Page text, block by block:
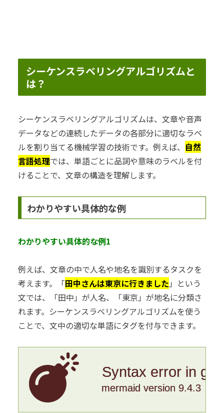
シーケンスラベリングアルゴリズムと
は？
シーケンスラベリングアルゴリズムは、文章や音声
データなどの連続したデータの各部分に適切なラベ
ルを割り当てる機械学習の技術です。例えば、 自然
言語処理では、単語ごとに品詞や意味のラベルを付
けることで、文章の構造を理解します。
わかりやすい具体的な例
わかりやすい具体的な例1
例えば、文章の中で人名や地名を識別するタスクを
考えます。「田中さんは東京に行きました 」という
文では、「田中」が人名、「東京」が地名に分類さ
れます。シーケンスラベリングアルゴリズムを使う
ことで、文中の適切な単語にタグを付与できます。
Syntax error in
mermaid version 9.4.3